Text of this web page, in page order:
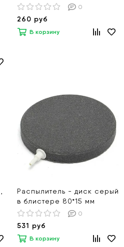
0
260 руб
В корзину
Распылитель - диск серый
в блистере 80*15 мм
0
531 руб
В корзину